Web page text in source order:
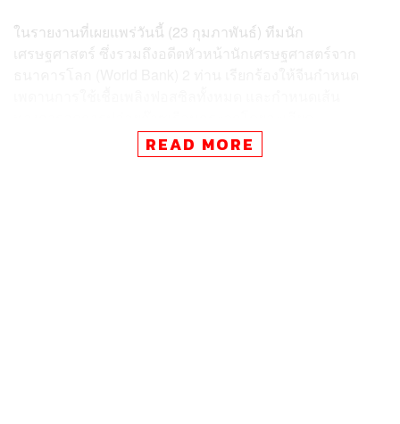
ในรายงานที่เผยแพร่วันนี้ (23 กุมภาพันธ์) ทีมนัก
เศรษฐศาสตร์ ซึ่งรวมถึงอดีตหัวหน้านักเศรษฐศาสตร์จาก
READ MORE